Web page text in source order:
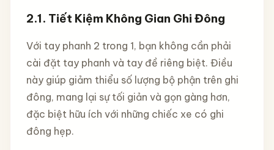
2.1. Tiết Kiệm Không Gian Ghi Đông
Với tay phanh 2 trong 1, bạn không cần phải
cài đặt tay phanh và tay đề riêng biệt. Điều
này giúp giảm thiểu số lượng bộ phận trên ghi
đông, mang lại sự tối giản và gọn gàng hơn,
đặc biệt hữu ích với những chiếc xe có ghi
đông hẹp.